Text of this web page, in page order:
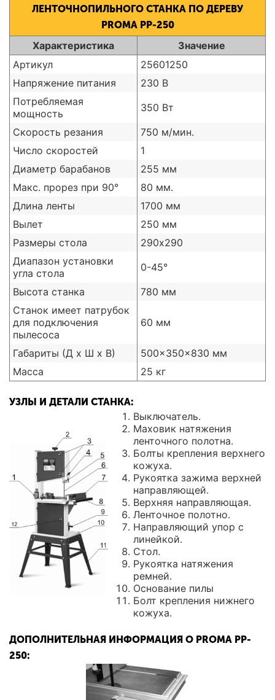
ЛЕНТОЧНОПИЛЬНОГО СТАНКА ПО ДЕРЕВУ
PROMA PP-250
Характеристика
Значение
Артикул
25601250
Напряжение питания
230 В
Потребляемая
мощность
350 Вт
Скорость резания
750 м/мин.
Число скоростей
1
Диаметр барабанов
255 мм
Макс. прорез при 90°
80 мм.
Длина ленты
1700 мм
Вылет
250 мм
Размеры стола
290х290
Диапазон установки
угла стола
0-45°
Высота станка
780 мм
Станок имеет патрубок
для подключения
пылесоса
60 мм
Габариты (Д х Ш х В)
500×350×830 мм
Масса
25 кг
УЗЛЫ И ДЕТАЛИ СТАНКА:
Выключатель.
Маховик натяжения
ленточного полотна.
Болты крепления верхнего
кожуха.
Рукоятка зажима верхней
направляющей.
Верхняя направляющая.
Ленточное полотно.
Направляющий упор с
линейкой.
Стол.
Рукоятка натяжения
ремней.
Основание пилы
Болт крепления нижнего
кожуха.
ДОПОЛНИТЕЛЬНАЯ ИНФОРМАЦИЯ О PROMA PP-
250: